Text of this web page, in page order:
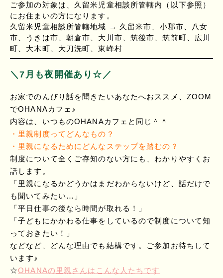
ご参加の対象は、久留米児童相談所管轄内（以下参照）
にお住まいの方になります。
久留米児童相談所管轄地域 → 久留米市、小郡市、八女
市、うきは市、朝倉市、大川市、筑後市、筑前町、広川
町、大木町、大刀洗町、東峰村
＼7月も夜開催あり☆／
お家でのんびり話を聞きたいあなたへおススメ、ZOOM
でOHANAカフェ♪
内容は、いつものOHANAカフェと同じ＾＾
・里親制度ってどんなもの？
・里親になるためにどんなステップを踏むの？
制度について全くご存知のない方にも、わかりやすくお
話します。
「里親になるかどうかはまだわからないけど、話だけで
も聞いてみたい…」
「平日仕事の後なら時間が取れる！」
「子どもにかかわる仕事をしているので制度について知
っておきたい！」
などなど、どんな理由でも結構です。ご参加お待ちして
います♪
☆OHANAの里親さんはこんな人たちです